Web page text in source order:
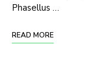
Phasellus …
READ MORE